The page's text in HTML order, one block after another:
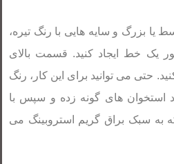
بزرگ و سایه هایی با رنگ تیره،
یک خط ایجاد کنید. قسمت بالای
حتی می توانید برای این کار، رنگ
استخوان های گونه زده و سپس با
به سبک براق گریم استروبینگ می